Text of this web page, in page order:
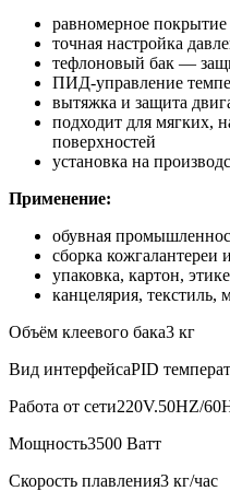
равномерное
точная настройка
тефлоновый бак —
ПИД-управление
вытяжка и защита
подходит для мягких,
поверхностей
установка на
Применение:
обувная
сборка кожгалантереи
упаковка, картон,
канцелярия, текстиль,
Объём клеевого бака3 кг
Вид интерфейсаPID
Работа от сети220V.50HZ/
Мощность3500 Ватт
Скорость плавления3 кг/час